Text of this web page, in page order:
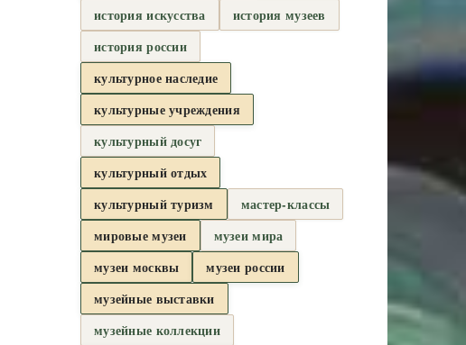
история искусства
история музеев
история россии
культурное наследие
культурные учреждения
культурный досуг
культурный отдых
культурный туризм
мастер-классы
мировые музеи
музеи мира
музеи москвы
музеи россии
музейные выставки
музейные коллекции